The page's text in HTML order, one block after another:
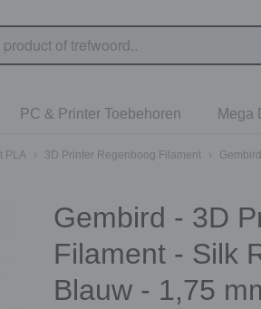
PC & Printer Toebehoren Mega
PLA › 3D Printer Regenboog Filament ›
Gembird - 3D
Filament - Silk
Blauw - 1,75